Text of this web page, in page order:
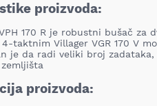
proizvoda:
170 R je robustni bušač za
taktnim Villager VGR 170 V
je da radi veliki broj
proizvoda: